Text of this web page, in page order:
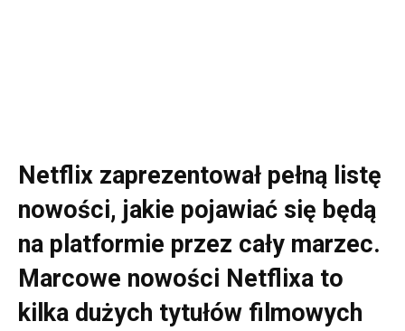
Netflix zaprezentował pełną listę
nowości, jakie pojawiać się będą
na platformie przez cały marzec.
Marcowe nowości Netflixa to
kilka dużych tytułów filmowych